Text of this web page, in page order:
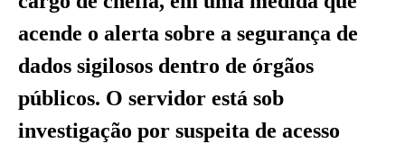
acende o alerta sobre a segurança de
dados sigilosos dentro de órgãos
públicos. O servidor está sob
investigação por suspeita de acesso